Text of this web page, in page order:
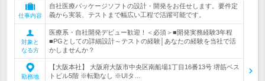
仕事内容
自社医療パッケージソフトの設計・開発をお任せします。要件定
義から実装、テストまで幅広い工程で活躍可能です。
対象と
なる方
医療系・自社開発デビュー歓迎！＜必須＞■開発実務経験3年程
■PGとしての詳細設計～テストの経験│あなたの経験を当社で活
かしませんか？
勤務地
【大阪本社】 大阪府大阪市中央区南船場1丁目16番13号 堺筋ベス
トビル5階 ※転勤なし ※UIタ…